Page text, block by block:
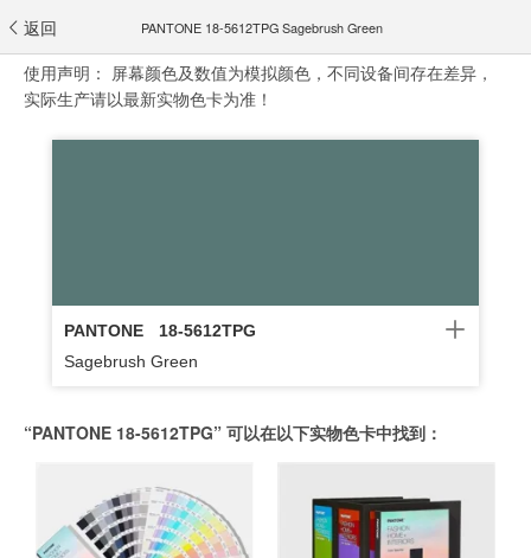
返回 PANTONE 18-5612TPG Sagebrush Green
使用声明： 屏幕颜色及数值为模拟颜色，不同设备间存在差异，
实际生产请以最新实物色卡为准！
PANTONE
18-5612TPG
Sagebrush Green
“PANTONE 18-5612TPG” 可以在以下实物色卡中找到：